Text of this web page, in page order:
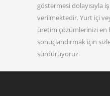
göstermesi dolayısıyla
verilmektedir. Yurt içi
üretim çözümlerinizi en
sonuçlandırmak için
sürdürüyoruz.